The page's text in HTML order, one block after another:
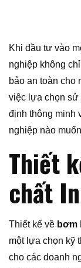
Khi đầu tư vào
nghiệp không
bảo an toàn cho
việc lựa chọn sử
định thông minh
nghiệp nào
Thiết
chất
Thiết kế về bơm
một lựa chọn kỹ
cho các doanh